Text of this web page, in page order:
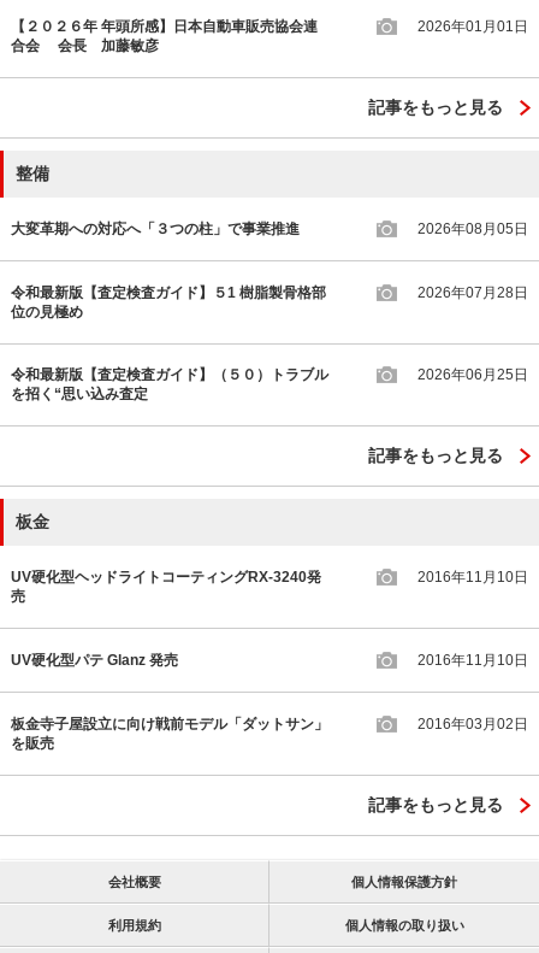
【２０２６年 年頭所感】日本自動車販売協会連
合会 会長 加藤敏彦
2026年01月01日
記事をもっと見る
整備
大変革期への対応へ「３つの柱」で事業推進 2026年08月05日
令和最新版【査定検査ガイド】５1 樹脂製骨格部
位の見極め
2026年07月28日
令和最新版【査定検査ガイド】（５０）トラブル
を招く“思い込み査定
2026年06月25日
記事をもっと見る
板金
UV硬化型ヘッドライトコーティングRX-3240発
売
2016年11月10日
UV硬化型パテ Glanz 発売 2016年11月10日
板金寺子屋設立に向け戦前モデル「ダットサン」
を販売
2016年03月02日
記事をもっと見る
会社概要 個人情報保護方針
利用規約 個人情報の取り扱い